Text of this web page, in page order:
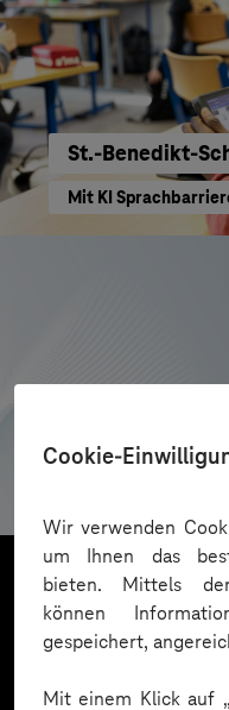
Cookie-
Wir verwenden
um Ihnen das
bieten. Mittels der
können
gespeichert,
Mit einem Klick auf
St.-Benedikt-
Mit KI
AZL DeinFach